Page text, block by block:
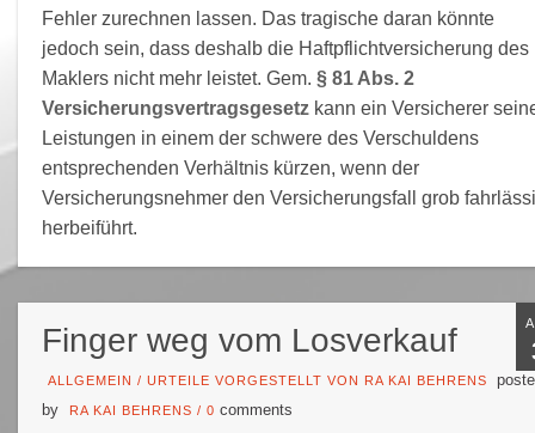
Fehler zurechnen lassen. Das tragische daran könnte
jedoch sein, dass deshalb die Haftpflichtversicherung des
Maklers nicht mehr leistet. Gem. § 81 Abs. 2
Versicherungsvertragsgesetz kann ein Versicherer
Leistungen in einem der schwere des Verschuldens
entsprechenden Verhältnis kürzen, wenn der
Versicherungsnehmer den Versicherungsfall grob
herbeiführt.
Finger weg vom Losverkauf
ALLGEMEIN / URTEILE VORGESTELLT VON RA KAI BEHRENS
by
RA KAI BEHRENS / 0 comments